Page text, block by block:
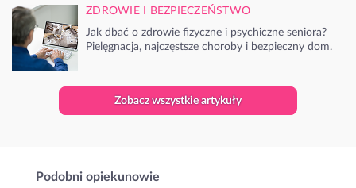
ZDROWIE I BEZPIECZEŃSTWO
Jak dbać o zdrowie fizyczne i psychiczne seniora?
Pielęgnacja, najczęstsze choroby i bezpieczny dom.
Zobacz wszystkie artykuły
Podobni opiekunowie